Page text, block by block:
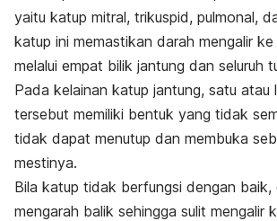
yaitu katup mitral, trikuspid, pulmonal,
katup ini memastikan darah mengalir
melalui empat bilik jantung dan seluruh
Pada kelainan katup jantung, satu atau
tersebut memiliki bentuk yang tidak
tidak dapat menutup dan membuka
mestinya.
Bila katup tidak berfungsi dengan baik,
mengarah balik sehingga sulit mengalir